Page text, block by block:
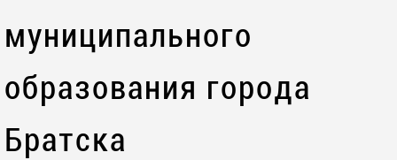
муниципального
образования города
Братска